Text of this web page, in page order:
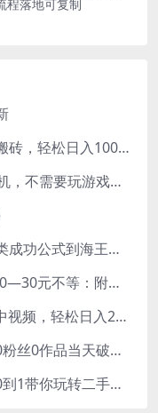
程落地可复制
最新快手磁力万和掘金，自动搬砖，轻松日入100-200，操作简单
25年最新游戏搬砖，全自动挂机，不需要玩游戏，单手机操作日入300+
亚马逊卖家利润飙升课：从品类成功公式到海王打法，让每个SKU都成爆款一路飙升(更新26年3月
帮别人安装“纸飞机“，一单赚10—30元不等：附：免费节点
免费无限制，AI一键生成原创中视频，轻松日入2000+，超简单，可矩阵，…
2024抖音直播100%起号方法 0粉丝0作品当天破千人在线 多种变现方式
二手车电商化直播落地课，从0到1带你玩转二手车直播